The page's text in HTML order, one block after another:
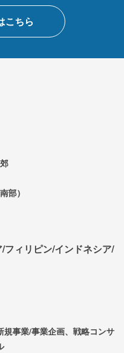
こちら
部）
ィリピン/インドネシア/
規事業/事業企画、戦略コンサ